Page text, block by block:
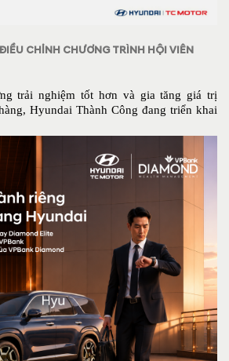
CHỈNH CHƯƠNG TRÌNH HỘI VIÊN
trải nghiệm tốt hơn và gia tăng giá trị
Hyundai Thành Công đang triển khai
dẫn hơn trong thời gian tới.